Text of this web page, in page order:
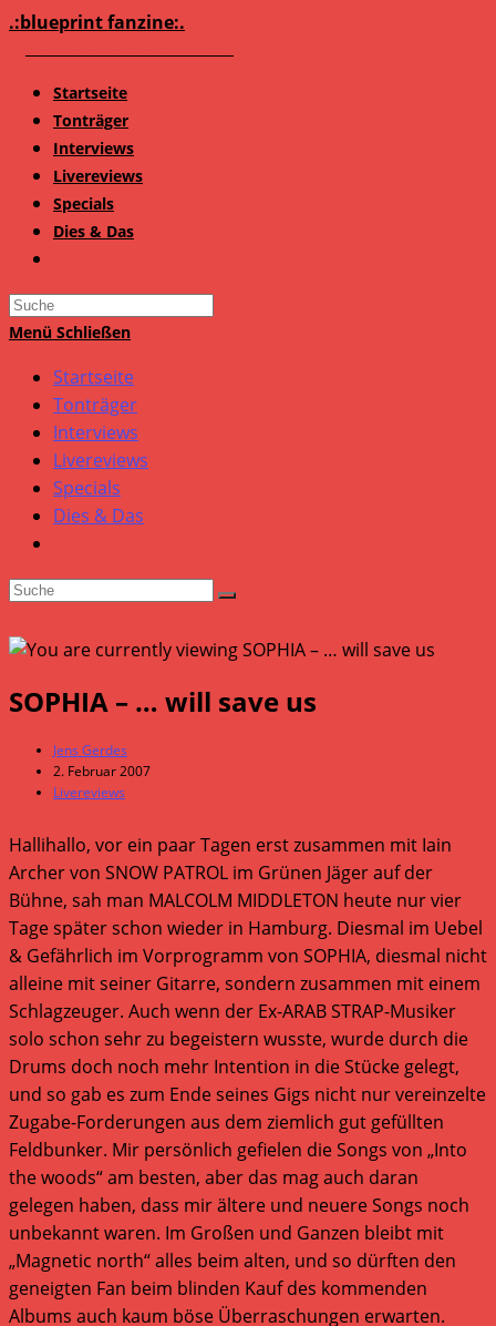
Zum
.:blueprint fanzine:.
Startseite
Tonträger
Interviews
Livereviews
Specials
Dies & Das
Search
this
Menü Schließen
Startseite
Tonträger
Interviews
Livereviews
Specials
Dies & Das
SOPHIA – … will save us
Beitrags-
Autor:
Jens Gerdes
Beitrag
veröffentlicht:
2. Februar 2007
Beitrags-
Livereviews
Hallihallo, vor ein paar Tagen erst zusammen mit Iain
Archer von SNOW PATROL im Grünen Jäger auf der
Bühne, sah man MALCOLM MIDDLETON heute nur vier
Tage später schon wieder in Hamburg. Diesmal im Uebel
& Gefährlich im Vorprogramm von SOPHIA, diesmal nicht
alleine mit seiner Gitarre, sondern zusammen mit einem
Schlagzeuger. Auch wenn der Ex-ARAB STRAP-Musiker
solo schon sehr zu begeistern wusste, wurde durch die
Drums doch noch mehr Intention in die Stücke gelegt,
und so gab es zum Ende seines Gigs nicht nur vereinzelte
Zugabe-Forderungen aus dem ziemlich gut gefüllten
Feldbunker. Mir persönlich gefielen die Songs von „Into
the woods“ am besten, aber das mag auch daran
gelegen haben, dass mir ältere und neuere Songs noch
unbekannt waren. Im Großen und Ganzen bleibt mit
„Magnetic north“ alles beim alten, und so dürften den
geneigten Fan beim blinden Kauf des kommenden
Albums auch kaum böse Überraschungen erwarten.